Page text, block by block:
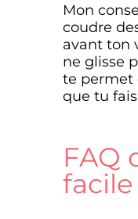
Mon
coudre
avant ton
ne glisse
te permet
que tu
FAQ
facile